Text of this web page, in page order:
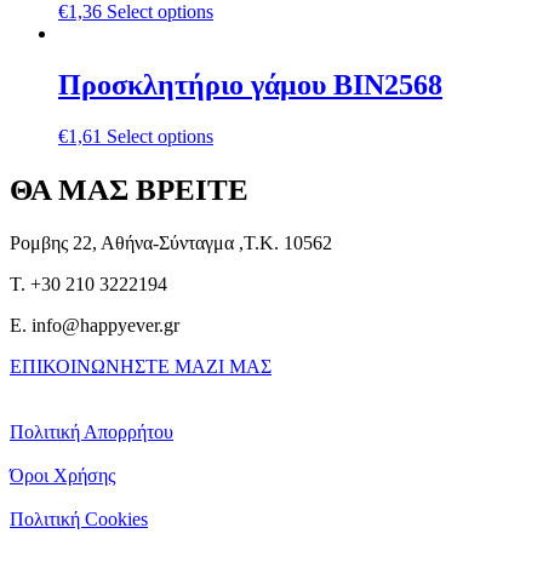
€1,36 Select options
Προσκλητήριο γάμου ΒΙΝ2568
€1,61 Select options
ΘΑ ΜΑΣ ΒΡΕΙΤΕ
Ρομβης 22, Αθήνα-Σύνταγμα ,Τ.Κ. 10562
T. +30 210 3222194
E. info@happyever.gr
ΕΠΙΚΟΙΝΩΝΗΣΤΕ ΜΑΖΙ ΜΑΣ
Πολιτική Απορρήτου
Όροι Χρήσης
Πολιτική Cookies